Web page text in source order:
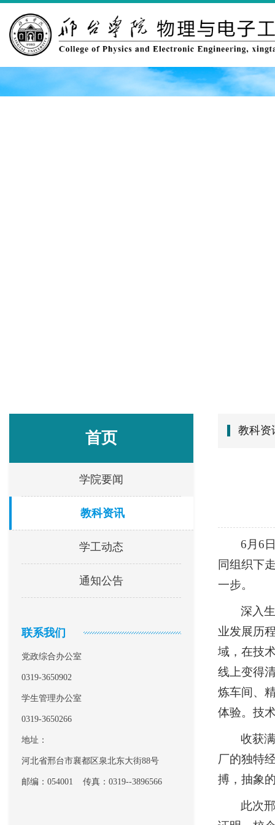
首页
学院要闻
教科资讯
学工动态
通知公告
联系我们
党政综合办公室
0319-3650902
学生管理办公室
0319-3650266
地址：
河北省邢台市襄都区泉北东大街88号
邮编：054001 传真：0319--3896566
教科资
6月6
同组织下
一步。
深入
业发展历
域，在技
线上变得
炼车间、
体验。技
收获
厂的独特
搏，抽象
此次